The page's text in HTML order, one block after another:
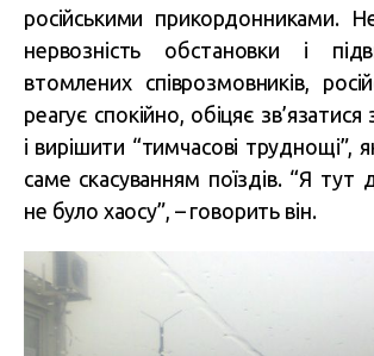
російськими прикордонниками.
нервозність обстановки і
втомлених співрозмовників,
реагує спокійно, обіцяє
і вирішити “тимчасові труднощі”,
саме скасуванням поїздів. “Я
не було хаосу”, – говорить він.